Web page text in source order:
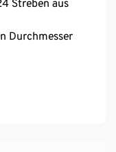
Streben aus
Durchmesser
einer guten